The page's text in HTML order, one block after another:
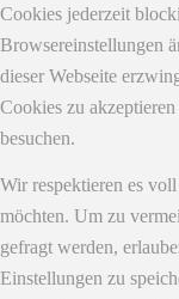
Cookies jederzeit
Browsereinstellungen
dieser Webseite
Cookies zu
besuchen.
Wir respektieren es
möchten. Um zu
gefragt werden,
Einstellungen zu